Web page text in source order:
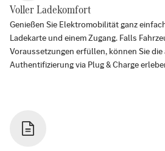
Voller Ladekomfort
Genießen Sie Elektromobilität ganz
Ladekarte und einem Zugang. Falls
Voraussetzungen erfüllen, können Sie
Authentifizierung via Plug & Charge